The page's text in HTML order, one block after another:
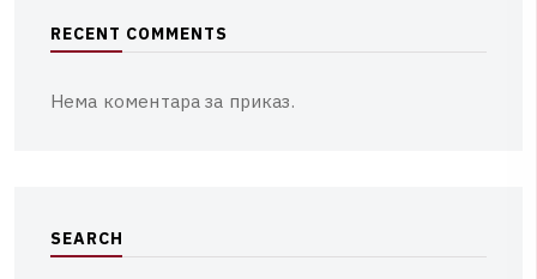
RECENT COMMENTS
Нема коментара за приказ.
SEARCH